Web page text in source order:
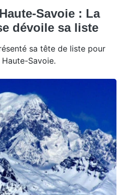
Savoie : La
dévoile sa liste
sa tête de liste pour
Savoie.